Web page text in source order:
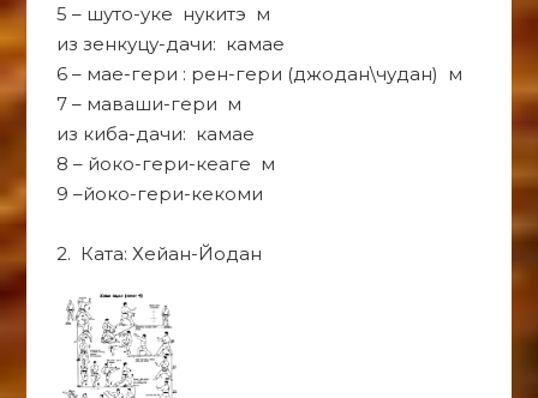
5 – шуто-уке нукитэ м
из зенкуцу-дачи: камае
6 – мае-гери : рен-гери (джодан\чудан) м
7 – маваши-гери м
из киба-дачи: камае
8 – йоко-гери-кеаге м
9 –йоко-гери-кекоми
2. Ката: Хейан-Йодан